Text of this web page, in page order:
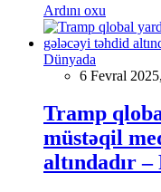
Ardını oxu
Dünyada
6 Fevral
Tramp
müstəqil
altındadır